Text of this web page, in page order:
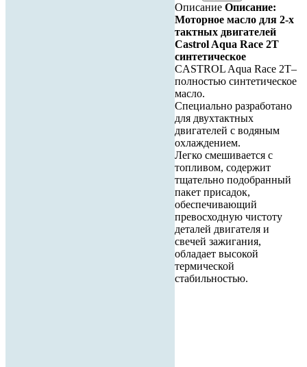
Описание Описание:
Моторное масло для 2-х
тактных двигателей
Castrol Aqua Race 2T
синтетическое
CASTROL Aqua Race 2T–
полностью синтетическое
масло.
Специально разработано
для двухтактных
двигателей с водяным
охлаждением.
Легко смешивается с
топливом, содержит
тщательно подобранный
пакет присадок,
обеспечивающий
превосходную чистоту
деталей двигателя и
свечей зажигания,
обладает высокой
термической
стабильностью.